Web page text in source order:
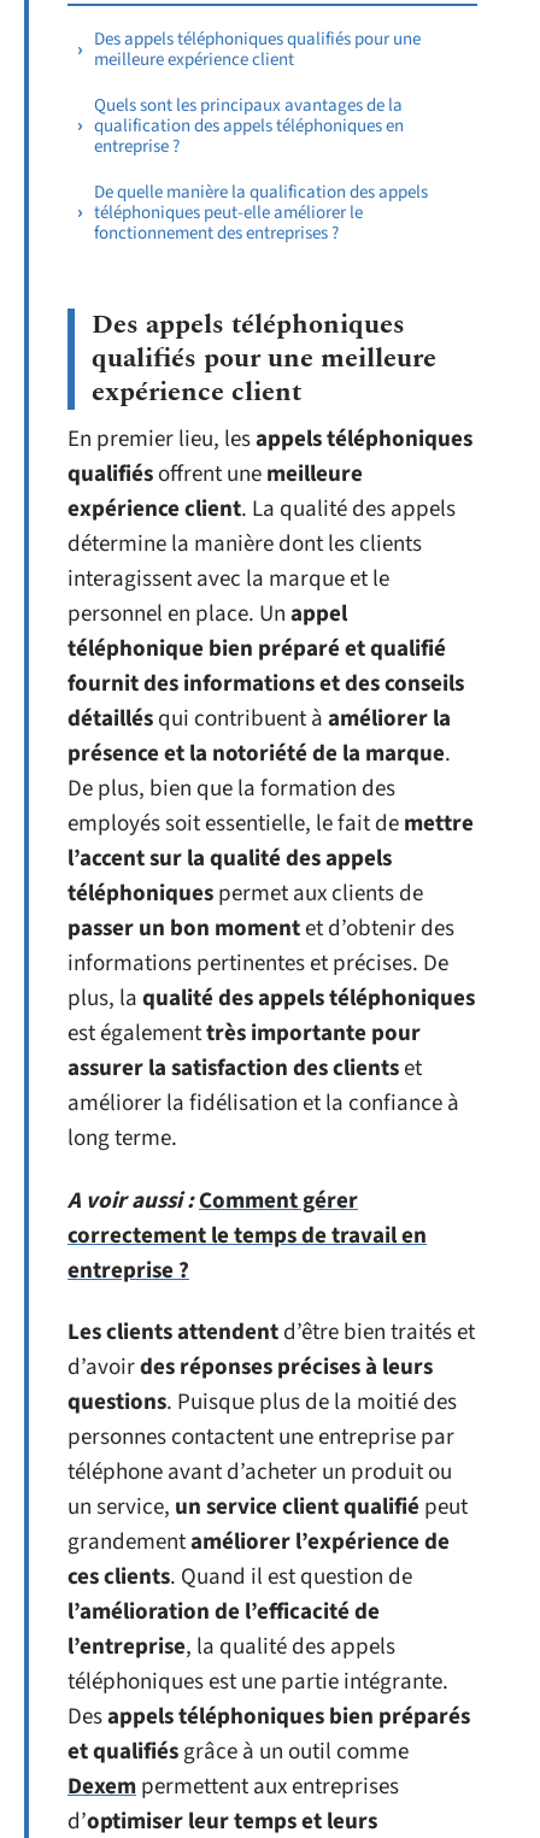
Des appels téléphoniques qualifiés pour une
meilleure expérience client
Quels sont les principaux avantages de la
qualification des appels téléphoniques en
entreprise ?
De quelle manière la qualification des appels
téléphoniques peut-elle améliorer le
fonctionnement des entreprises ?
Des appels téléphoniques
qualifiés pour une meilleure
expérience client
En premier lieu, lesappels téléphoniques
qualifiésoffrent unemeilleure
expérience client. La qualité des appels
détermine la manière dont les clients
interagissent avec la marque et le
personnel en place. Unappel
téléphonique bien préparé et qualifié
fournit des informations et des conseils
détaillésqui contribuent àaméliorer la
présence et la notoriété de la marque.
De plus, bien que la formation des
employés soit essentielle, le fait demettre
l’accent sur la qualité des appels
téléphoniquespermet aux clients de
passer un bon momentet d’obtenir des
informations pertinentes et précises. De
plus, laqualité des appels téléphoniques
est égalementtrès importante pour
assurer la satisfaction des clientset
améliorer la fidélisation et la confiance à
long terme.
A voir aussi :Comment gérer
correctement le temps de travail en
entreprise ?
Les clients attendentd’être bien traités et
d’avoirdes réponses précises à leurs
questions. Puisque plus de la moitié des
personnes contactent une entreprise par
téléphone avant d’acheter un produit ou
un service, un service client qualifié peut
grandementaméliorer l’expérience de
ces clients. Quand il est question de
l’amélioration de l’efficacité de
l’entreprise, la qualité des appels
téléphoniques est une partie intégrante.
Desappels téléphoniques bien préparés
et qualifiésgrâce à un outil comme
Dexempermettent aux entreprises
d’optimiser leur temps et leurs